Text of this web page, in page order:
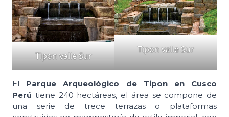
Tipon valle Sur
Tipon valle Sur
El Parque Arqueológico de Tipon en Cusco
Perú tiene 240 hectáreas, el área se compone de
una serie de trece terrazas o plataformas